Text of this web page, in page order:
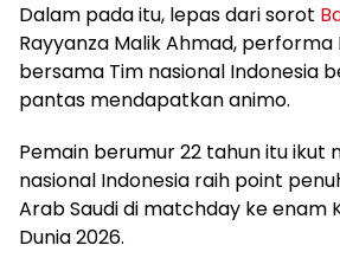
Dalam pada itu, lepas dari sorot
Rayyanza Malik Ahmad,
bersama Tim nasional Indonesia
pantas mendapatkan animo.
Pemain berumur 22 tahun itu ikut
nasional Indonesia raih point
Arab Saudi di matchday ke enam
Dunia 2026.